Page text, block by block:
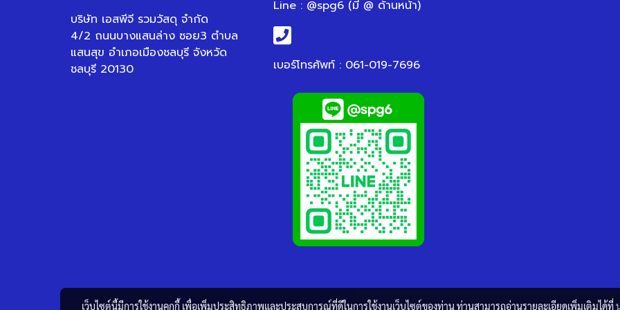
บริษัท เอสพีจี รวมวัสดุ จำกัด
4/2 ถนนบางแสนล่าง ซอย3 ตำบล
แสนสุข อำเภอเมืองชลบุรี จังหวัด
ชลบุรี 20130
Line : @spg6 (มี @ ด้านหน้า)
เบอร์โทรศัพท์ : 061-019-7696
เว็บไซต์นี้มีการใช้งานคุกกี้ เพื่อเพิ่มประสิทธิภาพและประสบการณ์ที่ดีในการใช้งานเว็บไซต์ของท่าน ท่านสามารถอ่านรายละเอียดเพิ่มเติมได้ที่